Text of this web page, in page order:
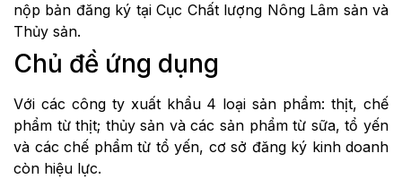
nộp bản đăng ký tại Cục Chất lượng Nông Lâm sản và
Thủy sản.
Chủ đề ứng dụng
Với các công ty xuất khẩu 4 loại sản phẩm: thịt, chế
phẩm từ thịt; thủy sản và các sản phẩm từ sữa, tổ yến
và các chế phẩm từ tổ yến, cơ sở đăng ký kinh doanh
còn hiệu lực.